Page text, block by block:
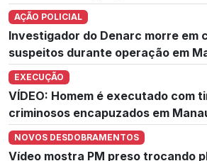
AÇÃO POLICIAL
Investigador do Denarc morre em
suspeitos durante operação em
EXECUÇÃO
VÍDEO: Homem é executado com
criminosos encapuzados em
NOVOS DESDOBRAMENTOS
Vídeo mostra PM preso trocando